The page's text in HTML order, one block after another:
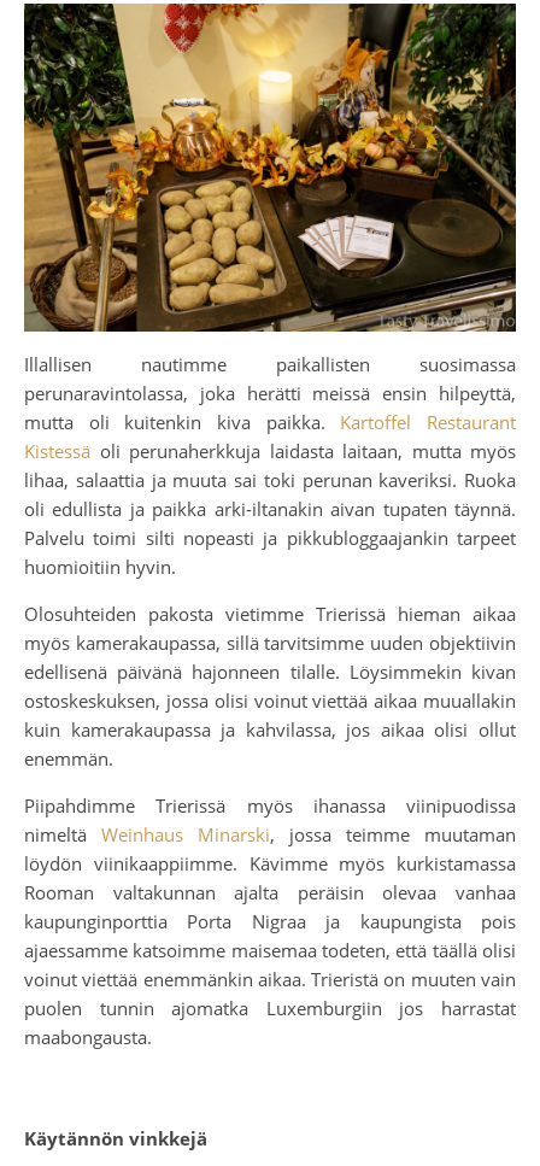
Illallisen nautimme paikallisten suosimassa
perunaravintolassa, joka herätti meissä ensin hilpeyttä,
mutta oli kuitenkin kiva paikka. Kartoffel Restaurant
Kistessä oli perunaherkkuja laidasta laitaan, mutta myös
lihaa, salaattia ja muuta sai toki perunan kaveriksi. Ruoka
oli edullista ja paikka arki-iltanakin aivan tupaten täynnä.
Palvelu toimi silti nopeasti ja pikkubloggaajankin tarpeet
huomioitiin hyvin.
Olosuhteiden pakosta vietimme Trierissä hieman aikaa
myös kamerakaupassa, sillä tarvitsimme uuden objektiivin
edellisenä päivänä hajonneen tilalle. Löysimmekin kivan
ostoskeskuksen, jossa olisi voinut viettää aikaa muuallakin
kuin kamerakaupassa ja kahvilassa, jos aikaa olisi ollut
enemmän.
Piipahdimme Trierissä myös ihanassa viinipuodissa
nimeltä Weinhaus Minarski, jossa teimme muutaman
löydön viinikaappiimme. Kävimme myös kurkistamassa
Rooman valtakunnan ajalta peräisin olevaa vanhaa
kaupunginporttia Porta Nigraa ja kaupungista pois
ajaessamme katsoimme maisemaa todeten, että täällä olisi
voinut viettää enemmänkin aikaa. Trieristä on muuten vain
puolen tunnin ajomatka Luxemburgiin jos harrastat
maabongausta.
Käytännön vinkkejä